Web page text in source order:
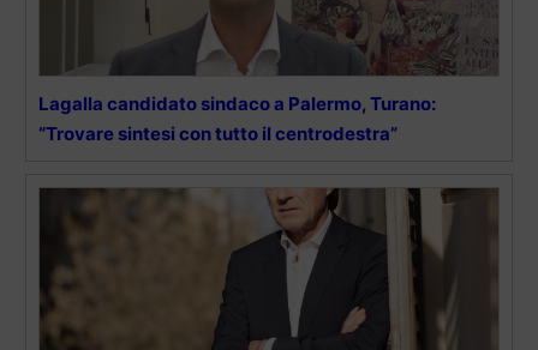
Lagalla candidato sindaco a Palermo, Turano:
“Trovare sintesi con tutto il centrodestra”